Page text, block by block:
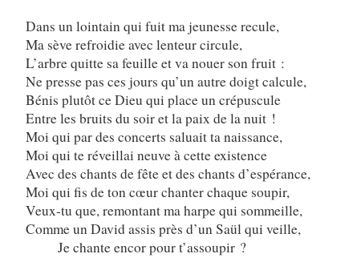
Dans un lointain qui fuit ma jeunesse recule,
Ma sève refroidie avec lenteur circule,
L’arbre quitte sa feuille et va nouer son fruit :
Ne presse pas ces jours qu’un autre doigt calcule,
Bénis plutôt ce Dieu qui place un crépuscule
Entre les bruits du soir et la paix de la nuit !
Moi qui par des concerts saluait ta naissance,
Moi qui te réveillai neuve à cette existence
Avec des chants de fête et des chants d’espérance,
Moi qui fis de ton cœur chanter chaque soupir,
Veux-tu que, remontant ma harpe qui sommeille,
Comme un David assis près d’un Saül qui veille,
Je chante encor pour t’assoupir ?